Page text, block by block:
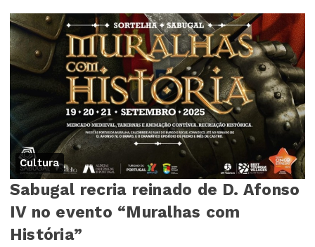
Cultura
Sabugal recria reinado de D. Afonso
IV no evento “Muralhas com
História”